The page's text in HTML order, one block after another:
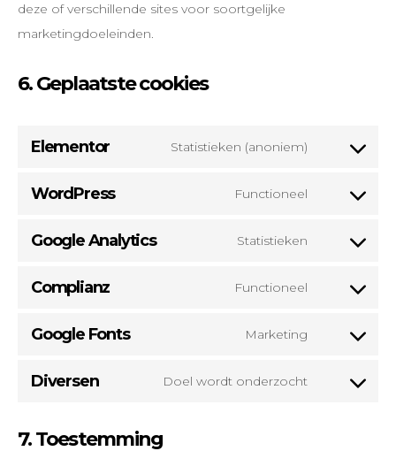
deze of verschillende sites voor soortgelijke
marketingdoeleinden.
6. Geplaatste cookies
Elementor Statistieken (anoniem)
WordPress Functioneel
Google Analytics Statistieken
Complianz Functioneel
Google Fonts Marketing
Diversen Doel wordt onderzocht
7. Toestemming